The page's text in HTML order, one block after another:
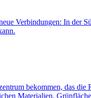
Verbindungen: In
bekommen, das
Materialien,